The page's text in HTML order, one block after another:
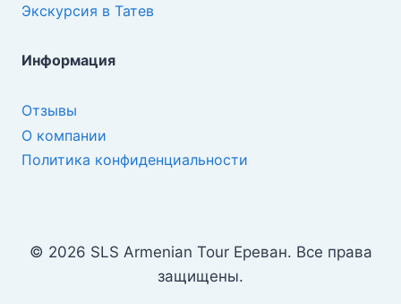
Экскурсия в Татев
Информация
Отзывы
О компании
Политика конфиденциальности
© 2026 SLS Armenian Tour Ереван. Все права
защищены.